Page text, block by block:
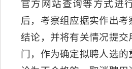
官方网站查询等方式进
后，考察组应据实作出考
结论，并将有关情况提交
门，作为确定拟聘人选的